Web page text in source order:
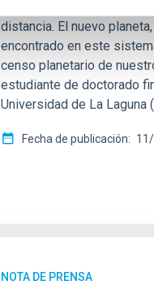
distancia. El nuevo
encontrado en este
censo planetario de
estudiante de doctorado
Universidad de La Laguna
Fecha de publicación
NOTA DE PRENSA